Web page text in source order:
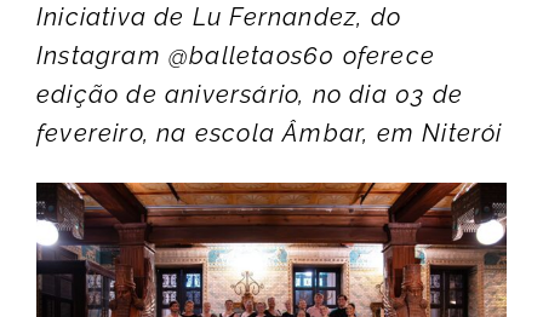
Iniciativa de Lu Fernandez, do
Instagram @balletaos60 oferece
edição de aniversário, no dia 03 de
fevereiro, na escola Âmbar, em Niterói